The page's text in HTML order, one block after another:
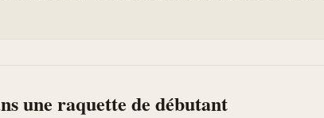
une raquette de débutant